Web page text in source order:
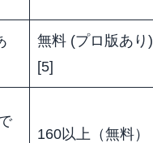
無料 (プロ版あり)
[5]
160以上（無料）